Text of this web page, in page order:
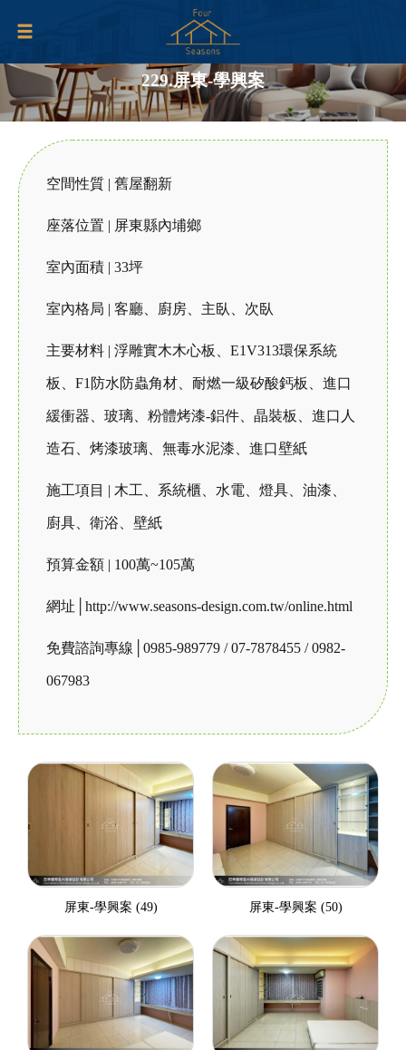
229.屏東-學興案
空間性質 | 舊屋翻新
座落位置 | 屏東縣內埔鄉
室內面積 | 33坪
室內格局 | 客廳、廚房、主臥、次臥
主要材料 | 浮雕實木木心板、E1V313環保系統
板、F1防水防蟲角材、耐燃一級矽酸鈣板、進口
緩衝器、玻璃、粉體烤漆-鋁件、晶裝板、進口人
造石、烤漆玻璃、無毒水泥漆、進口壁紙
施工項目 | 木工、系統櫃、水電、燈具、油漆、
廚具、衛浴、壁紙
預算金額 | 100萬~105萬
網址│http://www.seasons-design.com.tw/online.html
免費諮詢專線│0985-989779 / 07-7878455 / 0982-
067983
屏東-學興案 (49) 屏東-學興案 (50)